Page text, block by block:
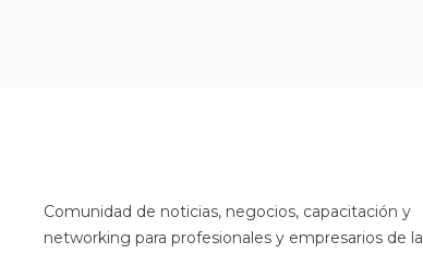
Comunidad de noticias, negocios, capacitación y
networking para profesionales y empresarios de la